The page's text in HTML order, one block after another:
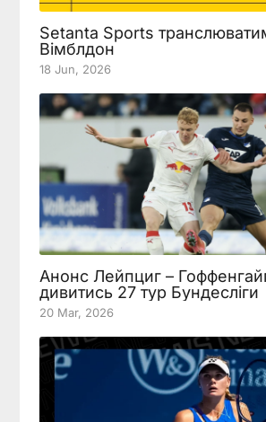
Setanta Sports
Вімблдон
18 Jun, 2026
Анонс Лейпциг –
дивитись 27 тур Бундесліги
20 Mar, 2026